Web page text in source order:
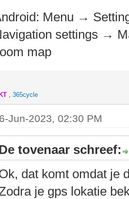
Menu →
settings →
map
, 365cycle
Jun-2023, 02:30 PM
tovenaar schreef:
dat komt omdat je
je gps lokatie